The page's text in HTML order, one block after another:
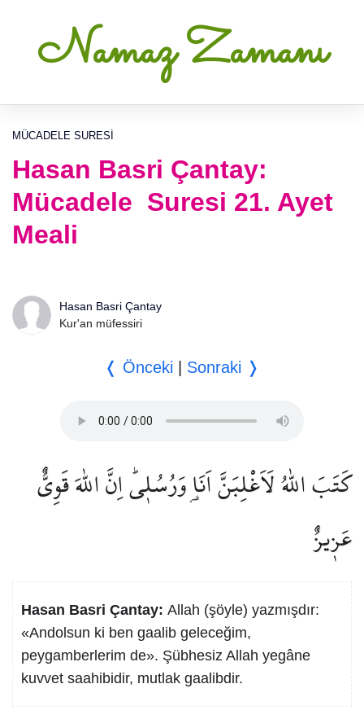
Namaz Zamanı
MÜCADELE SURESI
Hasan Basri Çantay:
Mücadele Suresi 21. Ayet
Meali
Hasan Basri Çantay
Kur'an müfessiri
❬ Önceki Sonraki ❭
كَتَبَ اللّٰهُ لَاَغْلِبَنَّ اَنَا۬ وَرُسُل۪يۜ اِنَّ اللّٰهَ قَوِيٌّ
عَز۪يزٌ
Hasan Basri Çantay: Allah (şöyle) yazmışdır:
«Andolsun ki ben gaalib geleceğim,
peygamberlerim de». Şübhesiz Allah yegâne
kuvvet saahibidir, mutlak gaalibdir.